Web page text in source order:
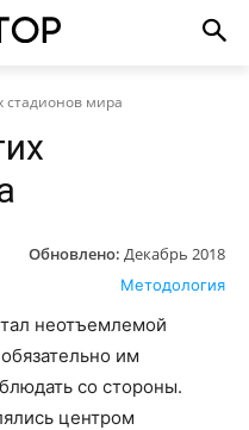
стадионов мира
Обновлено: Декабрь 2018
Методология
неотъемлемой
им
со стороны.
центром